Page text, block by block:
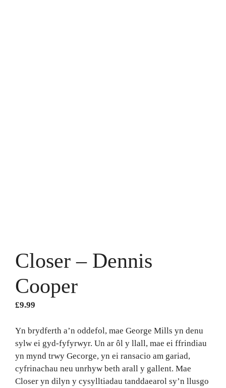
Closer – Dennis
Cooper
£9.99
Yn brydferth a’n oddefol, mae George Mills yn denu
sylw ei gyd-fyfyrwyr. Un ar ôl y llall, mae ei ffrindiau
yn mynd trwy Gecorge, yn ei ransacio am gariad,
cyfrinachau neu unrhyw beth arall y gallent. Mae
Closer yn dilyn y cysylltiadau tanddaearol sy’n llusgo